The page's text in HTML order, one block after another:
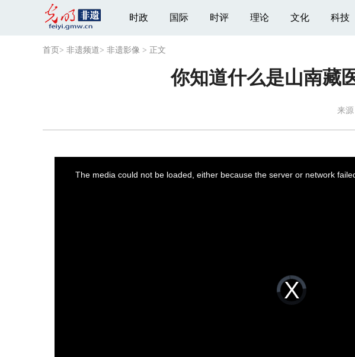
时政 国际 时评 理论 文化 科技
首页 > 非遗频道> 非遗影像 > 正文
你知道什么是山南藏
来源
Video
Player
loading.
The media could not be loaded, either because the server or network